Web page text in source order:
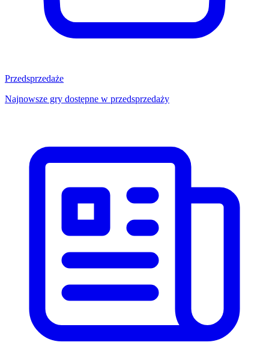
Przedsprzedaże
Najnowsze gry dostępne w przedsprzedaży